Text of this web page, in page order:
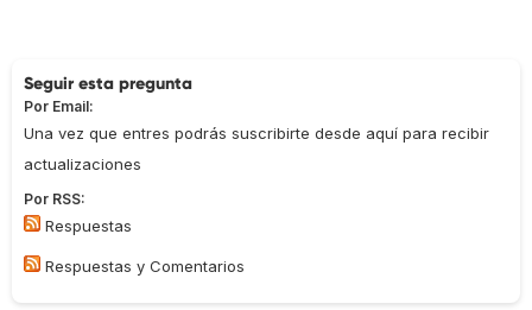
Seguir esta pregunta
Por Email:
Una vez que entres podrás suscribirte desde aquí para recibir
actualizaciones
Por RSS:
Respuestas
Respuestas y Comentarios